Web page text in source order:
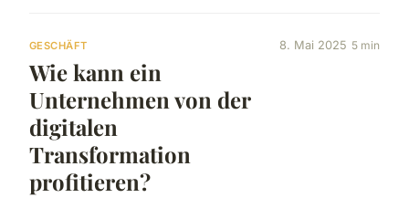
GESCHÄFT
Wie kann ein
Unternehmen von der
digitalen
Transformation
profitieren?
8. Mai 2025 5 min